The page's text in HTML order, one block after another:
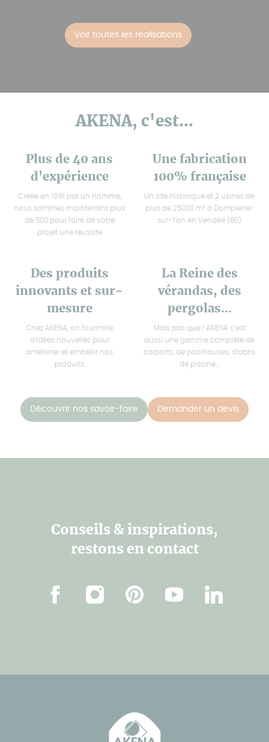
Voir toutes les réalisations
AKENA, c'est...
Plus de 40 ans
d'expérience
Créée en 1981 par un homme,
nous sommes maintenant plus
de 500 pour faire de votre
projet une réussite
Une fabrication
100% française
Un site historique et 2 usines de
plus de 25000 m² à Dompierre-
sur-Yon en Vendée (85)
Des produits
innovants et sur-
mesure
Chez AKENA, on fourmille
d'idées nouvelles pour
améliorer et embellir nos
produits
La Reine des
vérandas, des
pergolas...
Mais pas que ! AKENA c'est
aussi une gamme complète de
carports, de poolhouses, d'abris
de piscine...
Découvrir nos savoir-faire Demander un devis
Conseils & inspirations,
restons en contact
FacebookInstagramPinterestYoutube